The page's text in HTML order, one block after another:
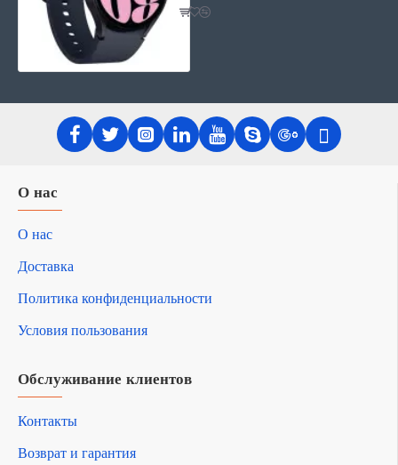
О нас
О нас
Доставка
Политика конфиденциальности
Условия пользования
Обслуживание клиентов
Контакты
Возврат и гарантия